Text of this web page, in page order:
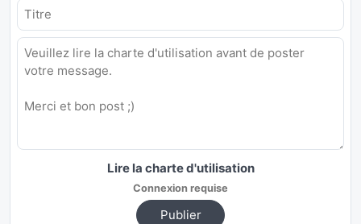
Lire la charte d'utilisation
Connexion requise
Publier